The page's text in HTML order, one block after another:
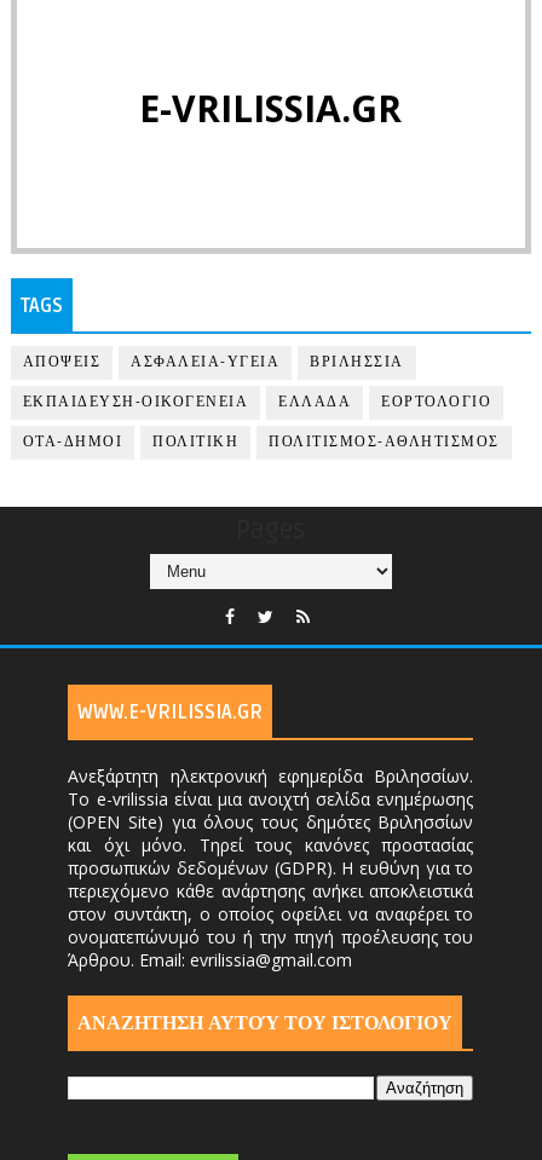
E-VRILISSIA.GR
TAGS
ΑΠΟΨΕΙΣ ΑΣΦΑΛΕΙΑ-ΥΓΕΙΑ ΒΡΙΛΗΣΣΙΑ
ΕΚΠΑΙΔΕΥΣΗ-ΟΙΚΟΓΕΝΕΙΑ ΕΛΛΑΔΑ ΕΟΡΤΟΛΟΓΙΟ
ΟΤΑ-ΔΗΜΟΙ ΠΟΛΙΤΙΚΗ ΠΟΛΙΤΙΣΜΟΣ-ΑΘΛΗΤΙΣΜΟΣ
WWW.E-VRILISSIA.GR
Ανεξάρτητη ηλεκτρονική εφημερίδα Βριλησσίων.
Το e-vrilissia είναι μια ανοιχτή σελίδα ενημέρωσης
(OPEN Site) για όλους τους δημότες Βριλησσίων
και όχι μόνο. Τηρεί τους κανόνες προστασίας
προσωπικών δεδομένων (GDPR). Η ευθύνη για το
περιεχόμενο κάθε ανάρτησης ανήκει αποκλειστικά
στον συντάκτη, ο οποίος οφείλει να αναφέρει το
ονοματεπώνυμό του ή την πηγή προέλευσης του
Άρθρου. Email: evrilissia@gmail.com
ΑΝΑΖΗΤΗΣΗ ΑΥΤΟΎ ΤΟΥ ΙΣΤΟΛΟΓΙΟΥ